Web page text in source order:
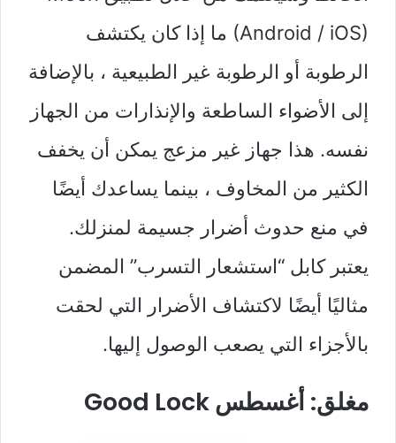
(Android / iOS) ما إذا كان يكتشف
الرطوبة أو الرطوبة غير الطبيعية ، بالإضافة
إلى الأضواء الساطعة والإنذارات من الجهاز
نفسه. هذا جهاز غير مزعج يمكن أن يخفف
الكثير من المخاوف ، بينما يساعدك أيضًا
في منع حدوث أضرار جسيمة لمنزلك.
يعتبر كابل “استشعار التسرب” المضمن
مثاليًا أيضًا لاكتشاف الأضرار التي لحقت
بالأجزاء التي يصعب الوصول إليها.
مغلق: أغسطس Good Lock